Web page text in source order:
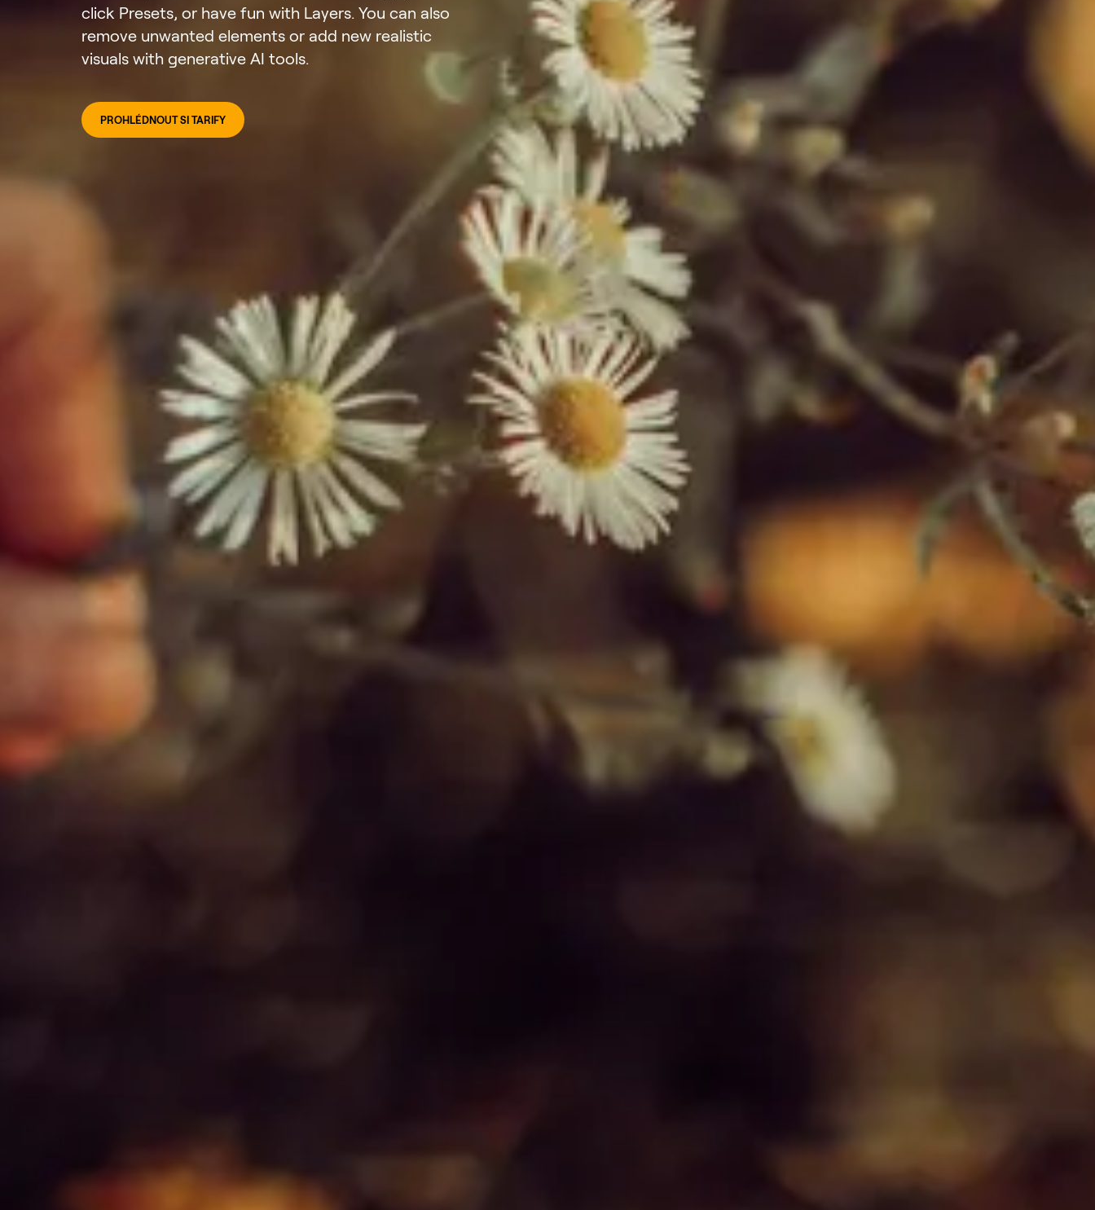
click Presets, or have fun with Layers. You can also
remove unwanted elements or add new realistic
visuals with generative AI tools.
PROHLÉDNOUT SI TARIFY